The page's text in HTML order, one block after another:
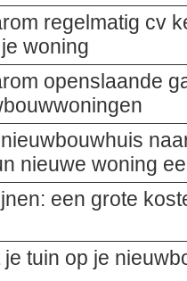
regelmatig cv
woning
openslaande
nieuwe woning
een grote
je tuin op je